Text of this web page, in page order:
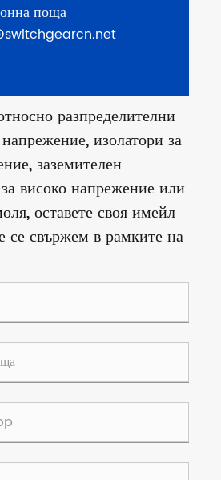
поща
разпределителни
изолатори за
заземителен
високо напрежение или
оставете своя имейл
се свържем в рамките на